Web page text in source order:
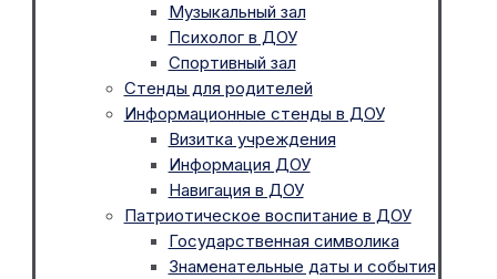
Музыкальный зал
Психолог в ДОУ
Спортивный зал
Стенды для родителей
Информационные стенды в ДОУ
Визитка учреждения
Информация ДОУ
Навигация в ДОУ
Патриотическое воспитание в ДОУ
Государственная символика
Знаменательные даты и события